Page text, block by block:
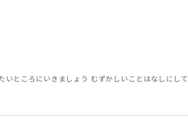
いところにいきましょう むずかしいことはなしにして